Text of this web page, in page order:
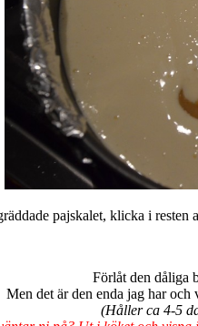
pajskalet, klicka i
Förlåt den dåliga
Men det är den enda jag har och
(Håller ca 4-5